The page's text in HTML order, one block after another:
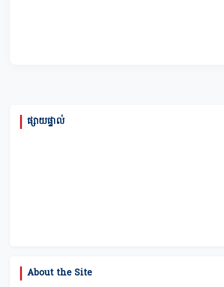
ផ្សាយផ្ទាល់
About the Site